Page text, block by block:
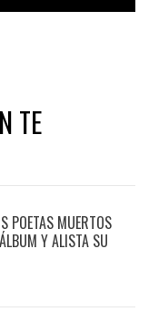
TE
POETAS MUERTOS
Y ALISTA SU